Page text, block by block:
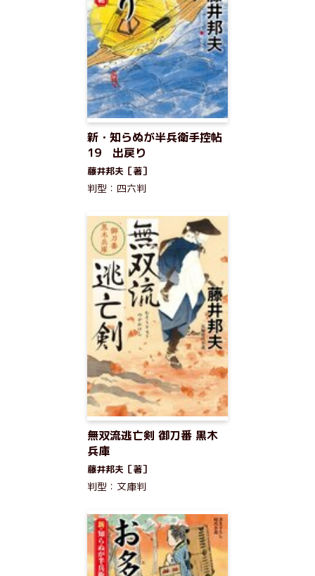
新・知らぬが半兵衛手控帖
19 出戻り
藤井邦夫［著］
判型：四六判
無双流逃亡剣 御刀番 黒木
兵庫
藤井邦夫［著］
判型：文庫判